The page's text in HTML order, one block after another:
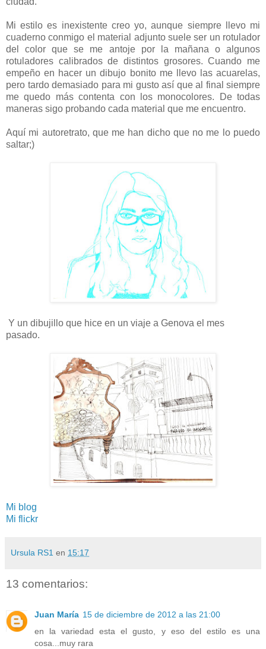
Mi estilo es inexistente creo yo, aunque siempre llevo mi
cuaderno conmigo el material adjunto suele ser un rotulador
del color que se me antoje por la mañana o algunos
rotuladores calibrados de distintos grosores. Cuando me
empeño en hacer un dibujo bonito me llevo las acuarelas,
pero tardo demasiado para mi gusto así que al final siempre
me quedo más contenta con los monocolores. De todas
maneras sigo probando cada material que me encuentro.
Aquí mi autoretrato, que me han dicho que no me lo puedo
saltar;)
Y un dibujillo que hice en un viaje a Genova el mes
pasado.
Mi blog
Mi flickr
Ursula RS1 en 15:17
13 comentarios:
Juan María 15 de diciembre de 2012 a las 21:00
en la variedad esta el gusto, y eso del estilo es una
cosa...muy rara